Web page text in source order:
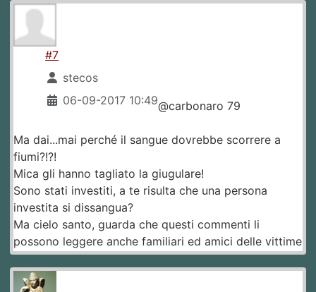
#7
stecos
06-09-2017 10:49@carbonaro 79
Ma dai...mai perché il sangue dovrebbe scorrere a
fiumi?!?!
Mica gli hanno tagliato la giugulare!
Sono stati investiti, a te risulta che una persona
investita si dissangua?
Ma cielo santo, guarda che questi commenti li
possono leggere anche familiari ed amici delle vittime